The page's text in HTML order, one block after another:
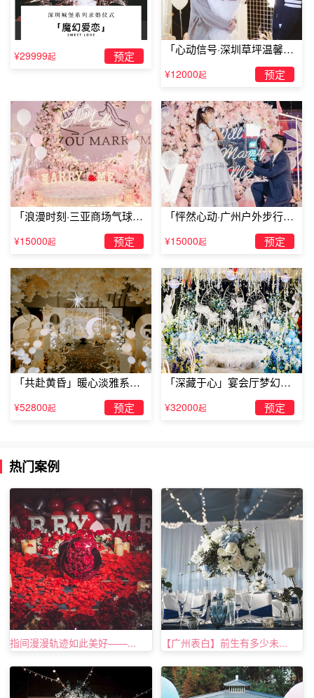
金鑫宾馆（西安何家营新村店）位于长安区大学城何家营新
村，近邻柳青广场，与禅经寺、杜甫纪念馆仅距五分钟车
程，周边商圈繁华。金鑫宾馆（西安何家营新村店）客房干
净卫生，配备24小时热水、淋浴等，并提供行李寄存等热忱
西安酒店房间表白布置推荐西安幸运草酒店公寓
酒店位于地铁二号线北苑站B出口，汇通太古城青都新界8
号楼1单元1501室，交通方便，房间干净整洁，温馨舒适，
以上就是西安酒店房间表白布置推荐的相关内容分享，其实
求婚策划官网，如果大家想要给心爱的她来一场 浪漫的求婚
策划也可以向我们的在线客服进行咨询了解哦！
¥29999起 预定
「心动信号·深圳草坪温馨求
婚」
¥12000起 预定
「浪漫时刻·三亚商场气球雨
¥15000起 预定
「怦然心动·广州户外步行街
¥15000起 预定
「共赴黄昏」暖心淡雅系求
婚仪式
¥52800起 预定
「深藏于心」宴会厅梦幻主
题求婚仪式
¥32000起 预定
热门案例
指间漫漫轨迹如此美好——... 【广州表白】前生有多少未...